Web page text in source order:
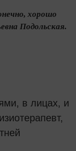
хорошо
Подольская.
в лицах, и